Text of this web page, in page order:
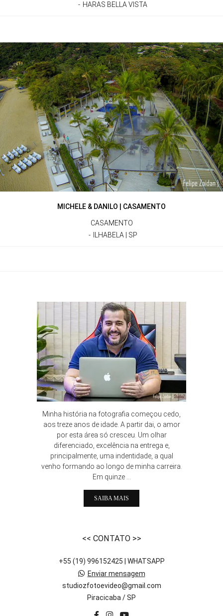
HARAS BELLA VISTA
MICHELE & DANILO | CASAMENTO
CASAMENTO
ILHABELA | SP
Minha história na fotografia começou cedo,
aos treze anos de idade. A partir dai, o amor
por esta área só cresceu. Um olhar
diferenciado, excelência na entrega e,
principalmente, uma indentidade, a qual
venho formando ao longo de minha carreira.
Em quinze ...
SAIBA MAIS
<< CONTATO >>
+55 (19) 996152425 | WHATSAPP
Enviar mensagem
studiozfotoevideo@gmail.com
Piracicaba / SP